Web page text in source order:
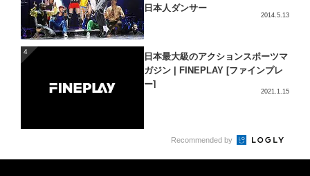
日本人ダンサー
2014.5.13
4
日本最大級のアクションスポーツマ
ガジン | FINEPLAY [ファインプレ
ー]
2021.1.15
[PR] DOUBLEDUTCH
FINEPLAY編集部がアクションスポ
Recommended by